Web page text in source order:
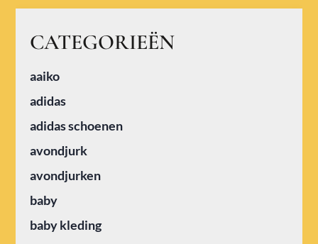
CATEGORIEËN
aaiko
adidas
adidas schoenen
avondjurk
avondjurken
baby
baby kleding